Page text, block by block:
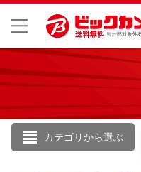
カテゴリから選ぶ
こん